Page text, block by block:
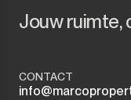
Jouw ruimte,
CONTACT